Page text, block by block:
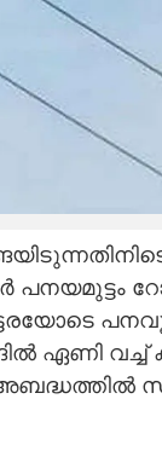
പനയമുട്ടം
ഏണി വച്ച്